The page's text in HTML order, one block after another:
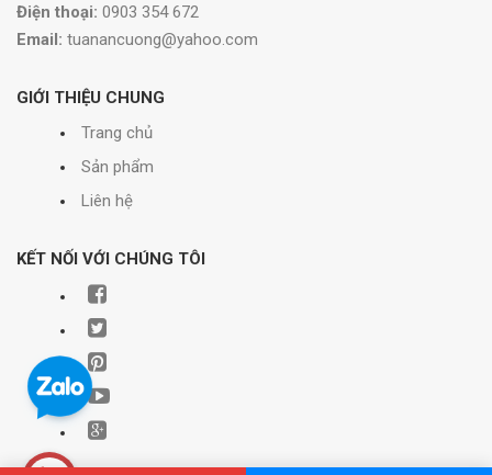
Điện thoại: 0903 354 672
Email: tuanancuong@yahoo.com
GIỚI THIỆU CHUNG
Trang chủ
Sản phẩm
Liên hệ
KẾT NỐI VỚI CHÚNG TÔI